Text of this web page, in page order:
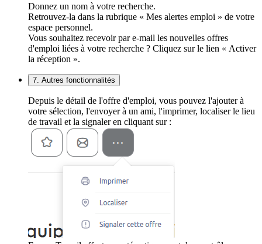
Donnez un nom à votre recherche.
Retrouvez-la dans la rubrique « Mes alertes emploi » de votre
espace personnel.
Vous souhaitez recevoir par e-mail les nouvelles offres
d'emploi liées à votre recherche ? Cliquez sur le lien « Activer
la réception ».
7. Autres fonctionnalités
Depuis le détail de l'offre d'emploi, vous pouvez l'ajouter à
votre sélection, l'envoyer à un ami, l'imprimer, localiser le lieu
de travail et la signaler en cliquant sur :